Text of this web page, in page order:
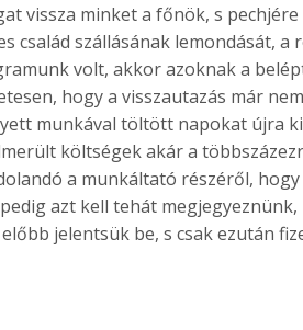
vissza minket a főnök, s
család szállásának lemondását,
volt, akkor azoknak a
hogy a visszautazás már
munkával töltött napokat újra
költségek akár a
a munkáltató részéről,
azt kell tehát
jelentsük be, s csak ezután